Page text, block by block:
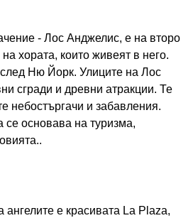
- Лос Анджелис, е на второ
хората, които живеят в него.
Ню Йорк. Улиците на Лос
сгради и древни атракции. Те
небостъргачи и забавления.
се основава на туризма,
ангелите е красивата La Plaza,